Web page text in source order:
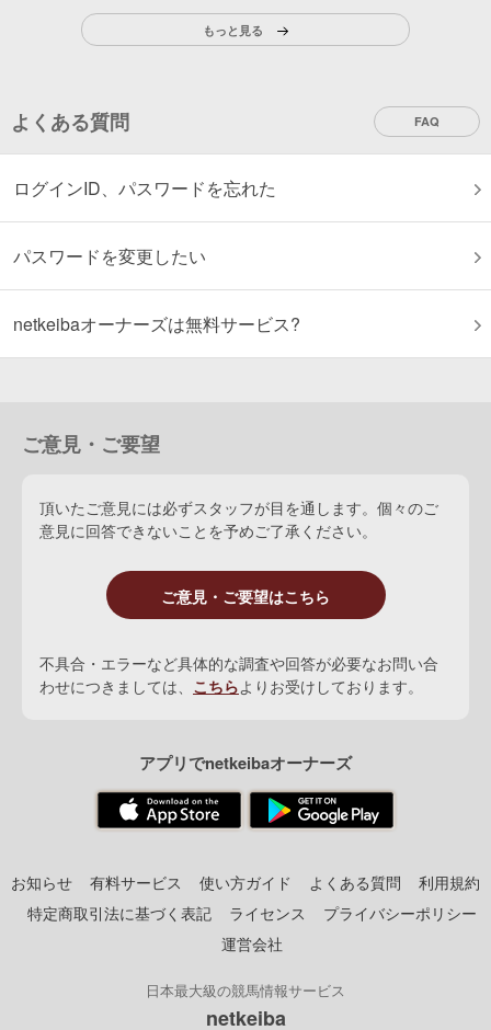
もっと見る
よくある質問 FAQ
ログインID、パスワードを忘れた
パスワードを変更したい
netkeibaオーナーズは無料サービス?
ご意見・ご要望
頂いたご意見には必ずスタッフが目を通します。個々のご
意見に回答できないことを予めご了承ください。
ご意見・ご要望はこちら
不具合・エラーなど具体的な調査や回答が必要なお問い合
わせにつきましては、 こちらよりお受けしております。
アプリでnetkeibaオーナーズ
お知らせ 有料サービス 使い方ガイド よくある質問
利用規約
特定商取引法に基づく表記
ライセンス
プライバシーポリシー
運営会社
日本最大級の競馬情報サービス
netkeiba